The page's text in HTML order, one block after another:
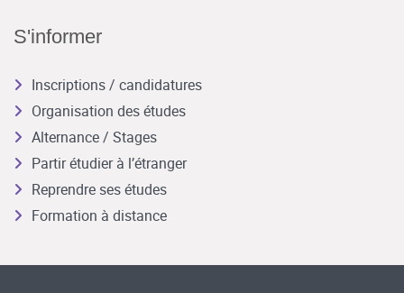
S'informer
Inscriptions / candidatures
Organisation des études
Alternance / Stages
Partir étudier à l’étranger
Reprendre ses études
Formation à distance